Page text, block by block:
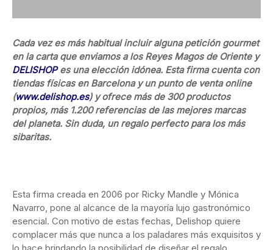
Cada vez es más habitual incluir alguna petición gourmet
en la carta que enviamos a los Reyes Magos de Oriente y
DELISHOPes una elección idónea. Esta firma cuenta con
tiendas físicas en Barcelona y un punto de venta online
(www.delishop.es) y ofrece más de 300 productos
propios, más 1.200 referencias de las mejores marcas
del planeta. Sin duda, un regalo perfecto para los más
sibaritas.
Esta firma creada en 2006 por Ricky Mandle y Mónica
Navarro, pone al alcance de la mayoría lujo gastronómico
esencial. Con motivo de estas fechas, Delishop quiere
complacer más que nunca a los paladares más exquisitos y